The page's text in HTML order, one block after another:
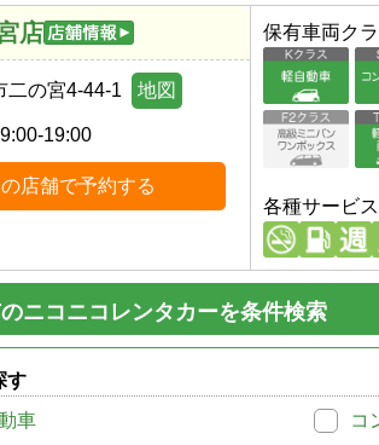
店
二の宮4-44-1 地図
19:00
店舗で予約する
保有車両ク
各種サービス
ニコニコレンタカーを条件検索
す
車
コ